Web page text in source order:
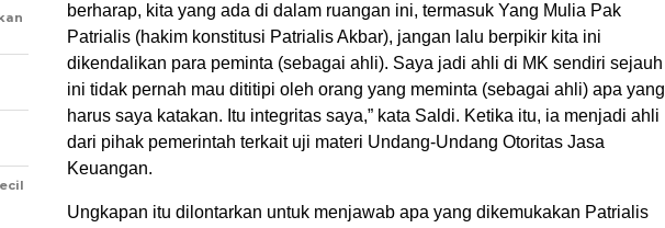
berharap, kita yang ada di dalam ruangan ini, termasuk Yang Mulia Pak
Patrialis (hakim konstitusi Patrialis Akbar), jangan lalu berpikir kita ini
dikendalikan para peminta (sebagai ahli). Saya jadi ahli di MK sendiri sejauh
ini tidak pernah mau dititipi oleh orang yang meminta (sebagai ahli) apa yang
harus saya katakan. Itu integritas saya,” kata Saldi. Ketika itu, ia menjadi ahli
dari pihak pemerintah terkait uji materi Undang-Undang Otoritas Jasa
Keuangan.
Ungkapan itu dilontarkan untuk menjawab apa yang dikemukakan Patrialis